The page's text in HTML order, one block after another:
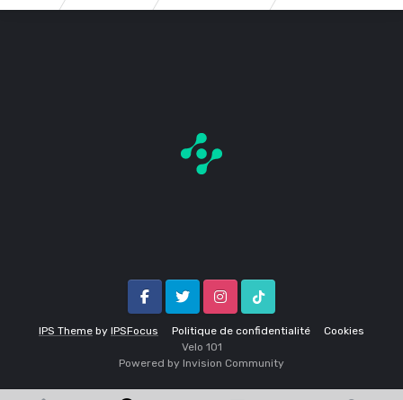
IPS Theme by IPSFocus Politique de confidentialité Cookies
FacebookTwitter InstagramTik Tok
Velo 1O1
Powered by Invision Community